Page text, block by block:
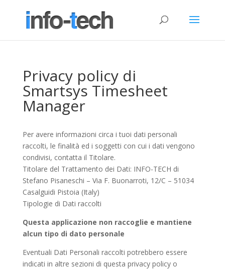
Privacy policy di
Smartsys Timesheet
Manager
Per avere informazioni circa i tuoi dati personali
raccolti, le finalità ed i soggetti con cui i dati vengono
condivisi, contatta il Titolare.
Titolare del Trattamento dei Dati: INFO-TECH di
Stefano Pisaneschi – Via F. Buonarroti, 12/C – 51034
Casalguidi Pistoia (Italy)
Tipologie di Dati raccolti
Questa applicazione non raccoglie e mantiene
alcun tipo di dato personale
Eventuali Dati Personali raccolti potrebbero essere
indicati in altre sezioni di questa privacy policy o